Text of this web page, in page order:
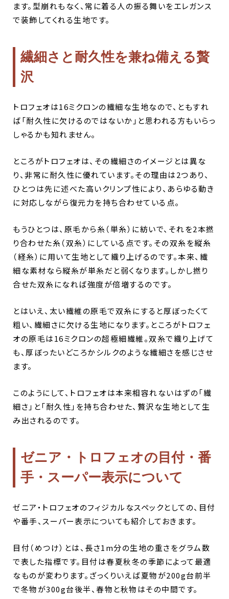
ます。型崩れもなく、常に着る人の振る舞いをエレガンス
で装飾してくれる生地です。
繊細さと耐久性を兼ね備える贅
沢
トロフェオは16ミクロンの繊細な生地なので、ともすれ
ば「耐久性に欠けるのではないか」と思われる方もいらっ
しゃるかも知れません。
ところがトロフェオは、その繊細さのイメージとは異な
り、非常に耐久性に優れています。その理由は2つあり、
ひとつは先に述べた高いクリンプ性により、あらゆる動き
に対応しながら復元力を持ち合わせている点。
もうひとつは、原毛から糸（単糸）に紡いで、それを2本撚
り合わせた糸（双糸）にしている点です。その双糸を縦糸
（経糸）に用いて生地として織り上げるのです。本来、繊
細な素材なら縦糸が単糸だと弱くなります。しかし撚り
合せた双糸になれば強度が倍増するのです。
とはいえ、太い繊維の原毛で双糸にすると厚ぼったくて
粗い、繊細さに欠ける生地になります。ところがトロフェ
オの原毛は16ミクロンの超極細繊維。双糸で織り上げて
も、厚ぼったいどころかシルクのような繊細さを感じさせ
ます。
このようにして、トロフェオは本来相容れないはずの「繊
細さ」と「耐久性」を持ち合わせた、贅沢な生地として生
み出されるのです。
ゼニア・トロフェオの目付・番
手・スーパー表示について
ゼニア・トロフェオのフィジカルなスペックとしての、目付
や番手、スーパー表示についても紹介しておきます。
目付（めつけ）とは、長さ1m分の生地の重さをグラム数
で表した指標です。目付は春夏秋冬の季節によって最適
なものが変わります。ざっくりいえば夏物が200g台前半
で冬物が300g台後半、春物と秋物はその中間です。